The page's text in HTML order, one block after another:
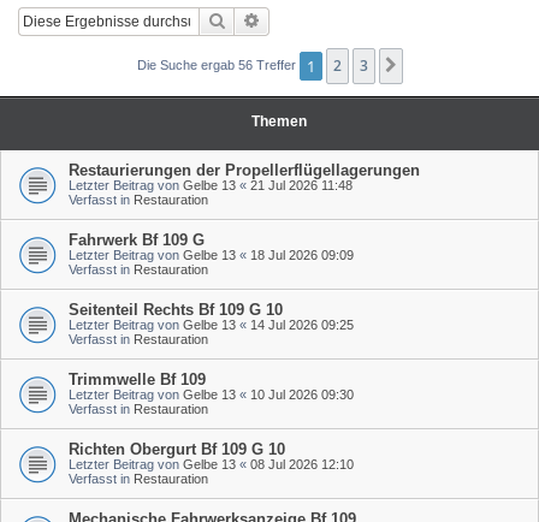
Suche
Die Suche ergab 56 Treffer 1 2 3
Themen
Restaurierungen der Propellerflügellagerungen
Letzter Beitrag von Gelbe 13 « 21 Jul 2026 11:48
Verfasst in Restauration
Fahrwerk Bf 109 G
Letzter Beitrag von Gelbe 13 « 18 Jul 2026 09:09
Verfasst in Restauration
Seitenteil Rechts Bf 109 G 10
Letzter Beitrag von Gelbe 13 « 14 Jul 2026 09:25
Verfasst in Restauration
Trimmwelle Bf 109
Letzter Beitrag von Gelbe 13 « 10 Jul 2026 09:30
Verfasst in Restauration
Richten Obergurt Bf 109 G 10
Letzter Beitrag von Gelbe 13 « 08 Jul 2026 12:10
Verfasst in Restauration
Mechanische Fahrwerksanzeige Bf 109